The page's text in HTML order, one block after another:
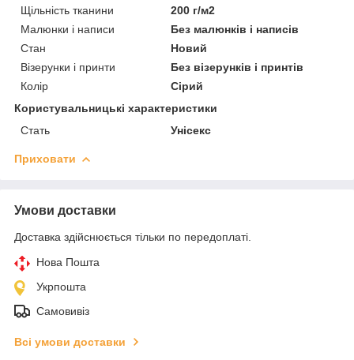
Щільність тканини
200 г/м2
Малюнки і написи
Без малюнків і написів
Стан
Новий
Візерунки і принти
Без візерунків і принтів
Колір
Сірий
Користувальницькі характеристики
Стать
Унісекс
Приховати
Умови доставки
Доставка здійснюється тільки по передоплаті.
Нова Пошта
Укрпошта
Самовивіз
Всі умови доставки